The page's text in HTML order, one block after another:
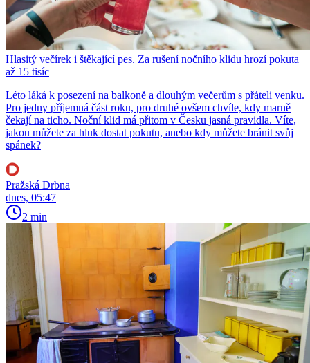
Hlasitý večírek i štěkající pes. Za rušení nočního klidu hrozí pokuta
až 15 tisíc
Léto láká k posezení na balkoně a dlouhým večerům s přáteli venku.
Pro jedny příjemná část roku, pro druhé ovšem chvíle, kdy marně
čekají na ticho. Noční klid má přitom v Česku jasná pravidla. Víte,
jakou můžete za hluk dostat pokutu, anebo kdy můžete bránit svůj
spánek?
Pražská Drbna
dnes, 05:47
2 min